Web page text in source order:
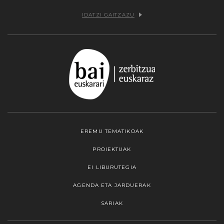
IDATZI GAITZAZU
EREMU TEMATIKOAK
PROIEKTUAK
EI LIBURUTEGIA
AGENDA ETA JARDUERAK
SARIAK